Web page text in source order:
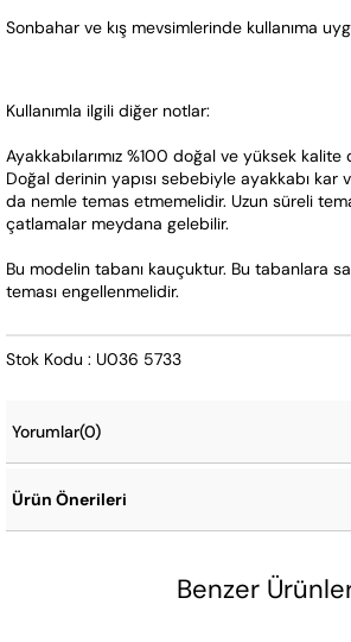
Sonbahar ve kış mevsimlerinde kullanıma
Kullanımla ilgili diğer notlar:
Ayakkabılarımız %100 doğal ve yüksek
Doğal derinin yapısı sebebiyle ayakkabı kar
da nemle temas etmemelidir. Uzun süreli
çatlamalar meydana gelebilir.
Bu modelin tabanı kauçuktur. Bu tabanlara
teması engellenmelidir.
Stok Kodu : U036 5733
Yorumlar(0)
Ürün Önerileri
Benzer